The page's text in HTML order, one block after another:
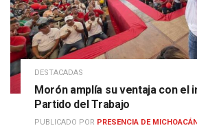
DESTACADAS
Morón amplía su ventaja con el
Partido del Trabajo
PUBLICADO POR PRESENCIA DE MICHOACÁN